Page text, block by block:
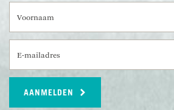
AANMELDEN